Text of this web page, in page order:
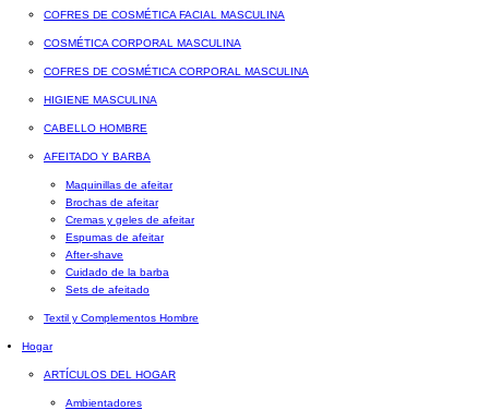
COFRES DE COSMÉTICA FACIAL MASCULINA
COSMÉTICA CORPORAL MASCULINA
COFRES DE COSMÉTICA CORPORAL MASCULINA
HIGIENE MASCULINA
CABELLO HOMBRE
AFEITADO Y BARBA
Maquinillas de afeitar
Brochas de afeitar
Cremas y geles de afeitar
Espumas de afeitar
After-shave
Cuidado de la barba
Sets de afeitado
Textil y Complementos Hombre
Hogar
ARTÍCULOS DEL HOGAR
Ambientadores